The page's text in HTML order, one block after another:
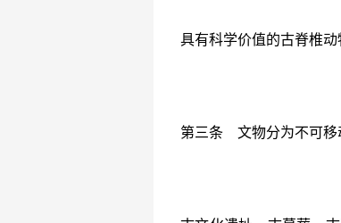
具有科学价值的古脊椎动
第三条 文物分为不可移